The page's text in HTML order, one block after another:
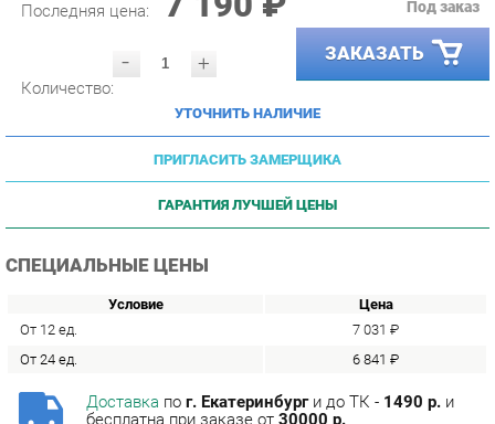
- + ЗАКАЗАТЬ
УТОЧНИТЬ НАЛИЧИЕ
ПРИГЛАСИТЬ ЗАМЕРЩИКА
ГАРАНТИЯ ЛУЧШЕЙ ЦЕНЫ
От 12 ед.
6 841 ₽